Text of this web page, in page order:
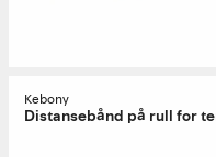
Kebony
Distansebånd på rull for